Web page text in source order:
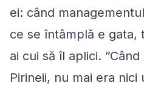
ei: când
ce se întâmplă e gata,
ai cui să îl aplici.
Pirineii, nu mai era nici